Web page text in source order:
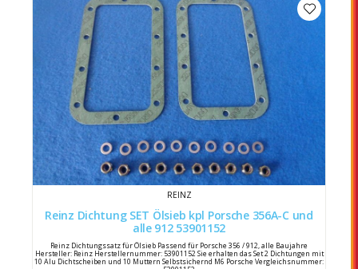
REINZ
Reinz Dichtung SET Ölsieb kpl Porsche 356A-C und
alle 912 53901152
Reinz Dichtungssatz für Ölsieb Passend für Porsche 356 / 912, alle Baujahre
Hersteller: Reinz Herstellernummer: 53901152 Sie erhalten das Set 2 Dichtungen mit
10 Alu Dichtscheiben und 10 Muttern Selbstsichernd M6 Porsche Vergleichsnummer: